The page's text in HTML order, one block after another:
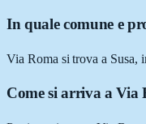
In quale comune e
Via Roma si trova a Susa,
Come si arriva a Via